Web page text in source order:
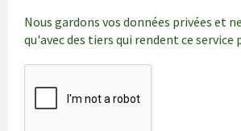
Nous gardons vos données privées et
qu'avec des tiers qui rendent ce service